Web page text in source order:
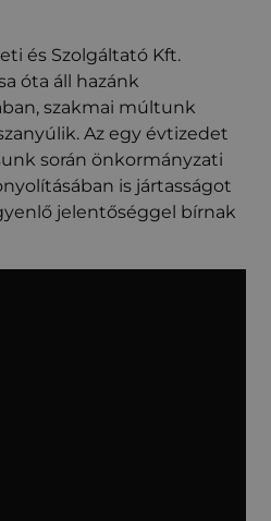
és Szolgáltató Kft.
óta áll hazánk
szakmai múltunk
Az egy évtizedet
során önkormányzati
is jártasságot
jelentőséggel bírnak